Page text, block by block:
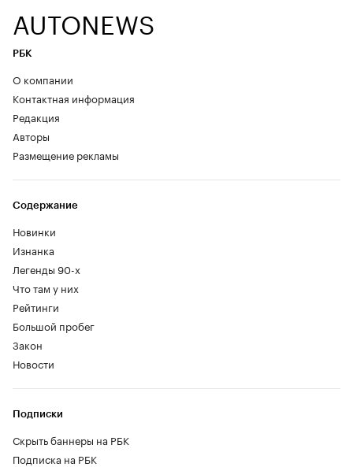
AUTONEWS
РБК
О компании
Контактная информация
Редакция
Авторы
Размещение рекламы
Содержание
Новинки
Изнанка
Легенды 90-х
Что там у них
Рейтинги
Большой пробег
Закон
Новости
Подписки
Скрыть баннеры на РБК
Подписка на РБК